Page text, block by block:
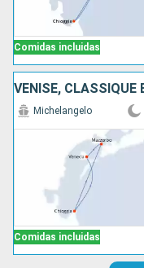
Comidas incluidas
VENISE, CLASSIQUE
Comidas incluidas
Michelangelo